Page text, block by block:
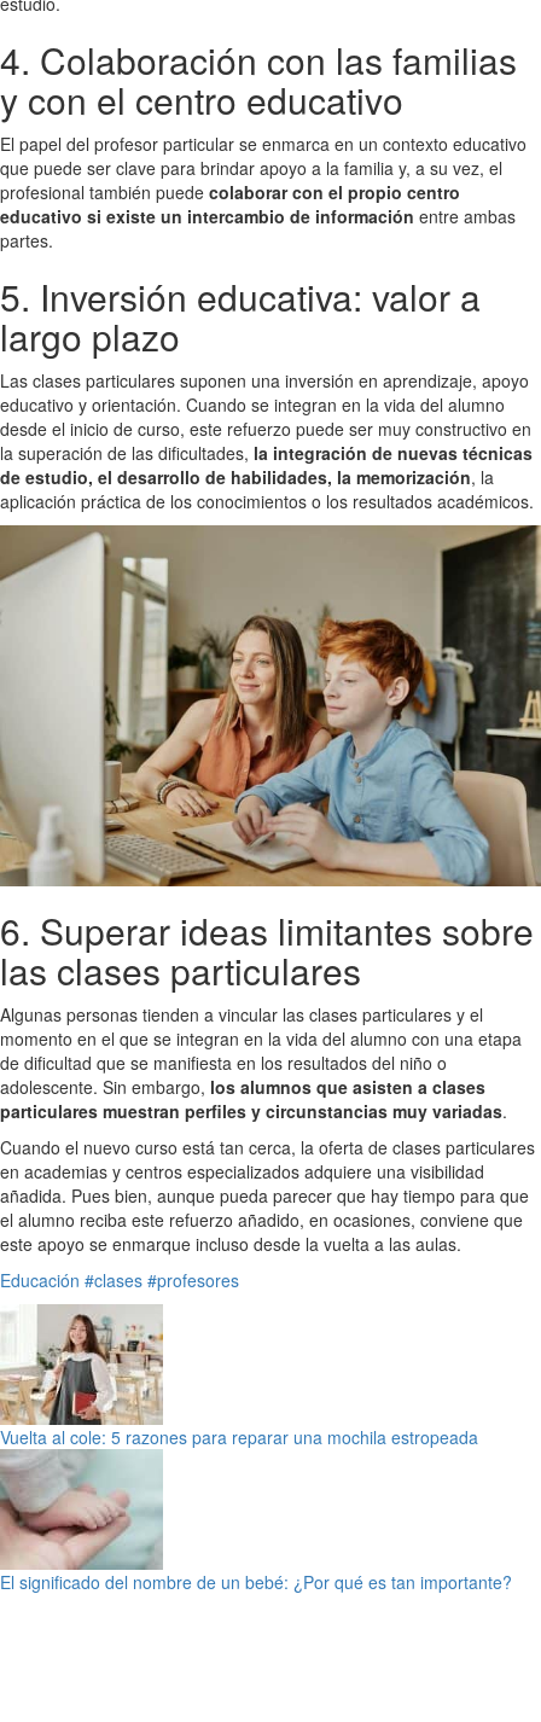
4. Colaboración con las familias
y con el centro educativo
El papel del profesor particular se enmarca en un contexto educativo
que puede ser clave para brindar apoyo a la familia y, a su vez, el
profesional también puede colaborar con el propio centro
educativo si existe un intercambio de información entre ambas
partes.
5. Inversión educativa: valor a
largo plazo
Las clases particulares suponen una inversión en aprendizaje, apoyo
educativo y orientación. Cuando se integran en la vida del alumno
desde el inicio de curso, este refuerzo puede ser muy constructivo en
la superación de las dificultades, la integración de nuevas técnicas
de estudio, el desarrollo de habilidades, la memorización, la
aplicación práctica de los conocimientos o los resultados académicos.
6. Superar ideas limitantes sobre
las clases particulares
Algunas personas tienden a vincular las clases particulares y el
momento en el que se integran en la vida del alumno con una etapa
de dificultad que se manifiesta en los resultados del niño o
adolescente. Sin embargo, los alumnos que asisten a clases
particulares muestran perfiles y circunstancias muy variadas.
Cuando el nuevo curso está tan cerca, la oferta de clases particulares
en academias y centros especializados adquiere una visibilidad
añadida. Pues bien, aunque pueda parecer que hay tiempo para que
el alumno reciba este refuerzo añadido, en ocasiones, conviene que
este apoyo se enmarque incluso desde la vuelta a las aulas.
Educación #clases #profesores
Vuelta al cole: 5 razones para reparar una mochila estropeada
El significado del nombre de un bebé: ¿Por qué es tan importante?